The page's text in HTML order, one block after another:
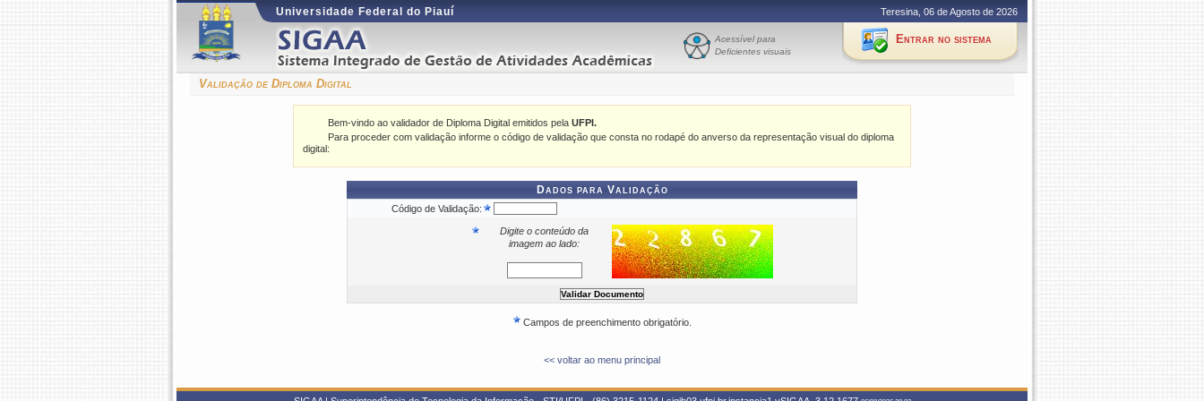
Universidade Federal do Piauí Teresina, 06 de Agosto de 2026
Acessível para
Deficientes visuais
Entrar no sistema
Validação de Diploma Digital
Bem-vindo ao validador de Diploma Digital emitidos pela UFPI.
Para proceder com validação informe o código de validação que consta no rodapé do anverso da representação visual do diploma
digital:
Dados para Validação
Código de Validação:
Digite o conteúdo da
imagem ao lado:
Campos de preenchimento obrigatório.
<< voltar ao menu principal